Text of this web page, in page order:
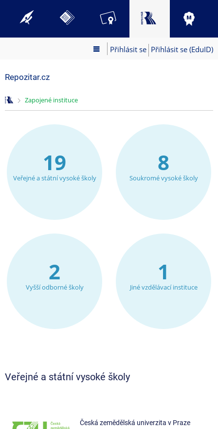
Přihlásit se Přihlásit se (EduID)
Repozitar.cz
>
Zapojené instituce
19
Veřejné a státní vysoké školy
8
Soukromé vysoké školy
2
Vyšší odborné školy
1
Jiné vzdělávací instituce
Veřejné a státní vysoké školy
Česká zemědělská univerzita v Praze